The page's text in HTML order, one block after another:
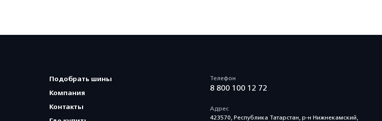
Подобрать шины
Компания
Контакты
Телефон
8 800 100 12 72
Адрес
423570, Республика Татарстан, р-н Нижнекамский,